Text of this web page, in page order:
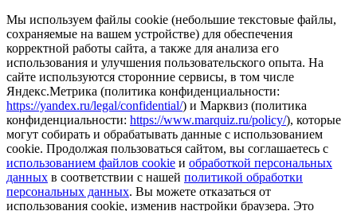
Мы используем файлы cookie (небольшие текстовые файлы,
сохраняемые на вашем устройстве) для обеспечения
корректной работы сайта, а также для анализа его
использования и улучшения пользовательского опыта. На
сайте используются сторонние сервисы, в том числе
Яндекс.Метрика (политика конфиденциальности:
https://yandex.ru/legal/confidential/) и Марквиз (политика
конфиденциальности: https://www.marquiz.ru/policy/), которые
могут собирать и обрабатывать данные с использованием
cookie. Продолжая пользоваться сайтом, вы соглашаетесь с
использованием файлов cookie и обработкой персональных
данных в соответствии с нашей политикой обработки
персональных данных. Вы можете отказаться от
использования cookie, изменив настройки браузера. Это